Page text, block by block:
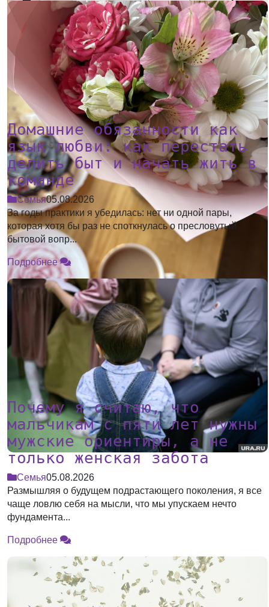
Домашние обязанности как
язык любви: как перестать
делить быт и начать жить в
команде
Семья05.08.2026
За годы практики я убедилась: нет ни одной пары,
которая хотя бы раз не споткнулась о пресловутый
бытовой вопр...
Подробнее
Почему я считаю, что
мальчикам с пяти лет нужны
мужские ориентиры, а не
только женская забота
Семья05.08.2026
Размышляя о будущем подрастающего поколения, я все
чаще ловлю себя на мысли, что мы упускаем нечто
фундамента...
Подробнее